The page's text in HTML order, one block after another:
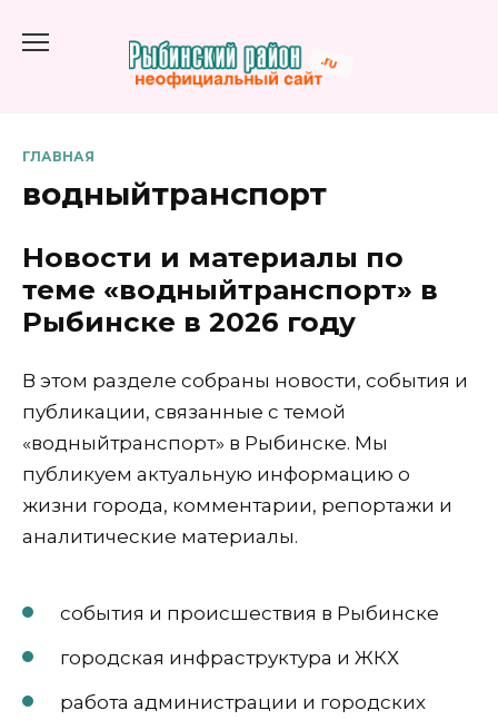
содержанию
ГЛАВНАЯ
водныйтранспорт
Новости и материалы по
теме «водныйтранспорт» в
Рыбинске в 2026 году
В этом разделе собраны новости, события и
публикации, связанные с темой
«водныйтранспорт» в Рыбинске. Мы
публикуем актуальную информацию о
жизни города, комментарии, репортажи и
аналитические материалы.
события и происшествия в Рыбинске
городская инфраструктура и ЖКХ
работа администрации и городских